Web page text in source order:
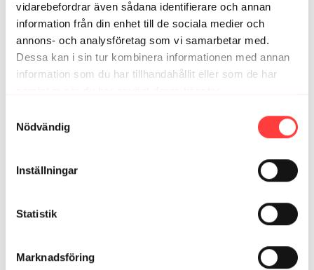
vidarebefordrar även sådana identifierare och annan
information från din enhet till de sociala medier och
annons- och analysföretag som vi samarbetar med.
Dessa kan i sin tur kombinera informationen med annan
information som du har tillhandahållit eller som de har
Nödvändig
Inställningar
Statistik
Marknadsföring
Elisabeth T. december 14, 2023
Underbart pass. Tack!